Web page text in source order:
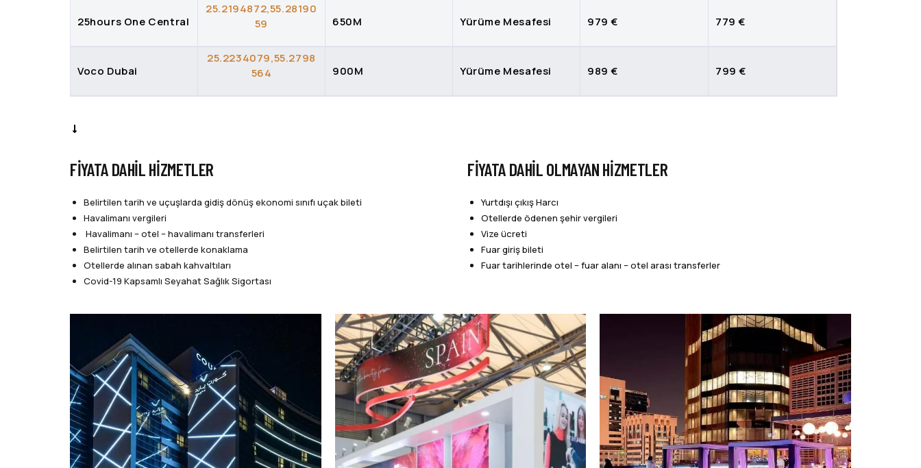
25hours One Central
25.2194872,55.28190
59
650M Yürüme Mesafesi 979 € 779 €
Voco Dubai
25.2234079,55.2798
564
900M Yürüme Mesafesi 989 € 799 €
FIYATA DAHIL HIZMETLER
Belirtilen tarih ve uçuşlarda gidiş dönüş ekonomi sınıfı uçak bileti
Havalimanı vergileri
Havalimanı – otel – havalimanı transferleri
Belirtilen tarih ve otellerde konaklama
Otellerde alınan sabah kahvaltıları
Covid-19 Kapsamlı Seyahat Sağlık Sigortası
FIYATA DAHIL OLMAYAN HIZMETLER
Yurtdışı çıkış Harcı
Otellerde ödenen şehir vergileri
Vize ücreti
Fuar giriş bileti
Fuar tarihlerinde otel – fuar alanı – otel arası transferler